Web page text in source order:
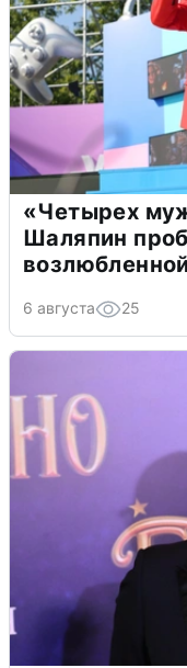
«Четырех
Шаляпин
возлюбленной
6 августа 25